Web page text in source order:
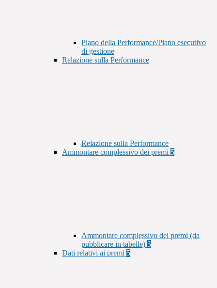
Piano della Performance/Piano esecutivo
di gestione
Relazione sulla Performance
Relazione sulla Performance
Ammontare complessivo dei premi 5
Ammontare complessivo dei premi (da
pubblicare in tabelle) 5
Dati relativi ai premi 5